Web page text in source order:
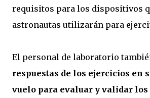
requisitos para los dispositivos
astronautas utilizarán para
El personal de laboratorio
respuestas de los ejercicios en
vuelo para evaluar y validar los